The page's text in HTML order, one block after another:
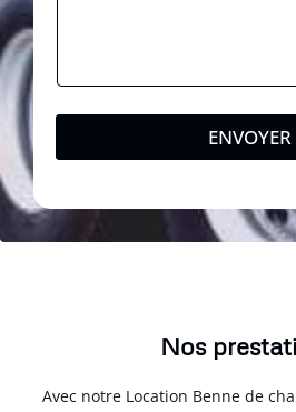
ENVOYER
Nos
Avec notre Location Benne de